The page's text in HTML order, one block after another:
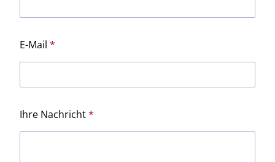
E-Mail
Ihre Nachricht